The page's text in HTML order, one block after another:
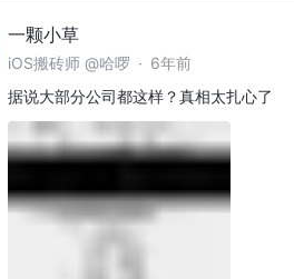
一颗小草
iOS搬砖师 @哈啰 · 6年前
据说大部分公司都这样？真相太扎心了